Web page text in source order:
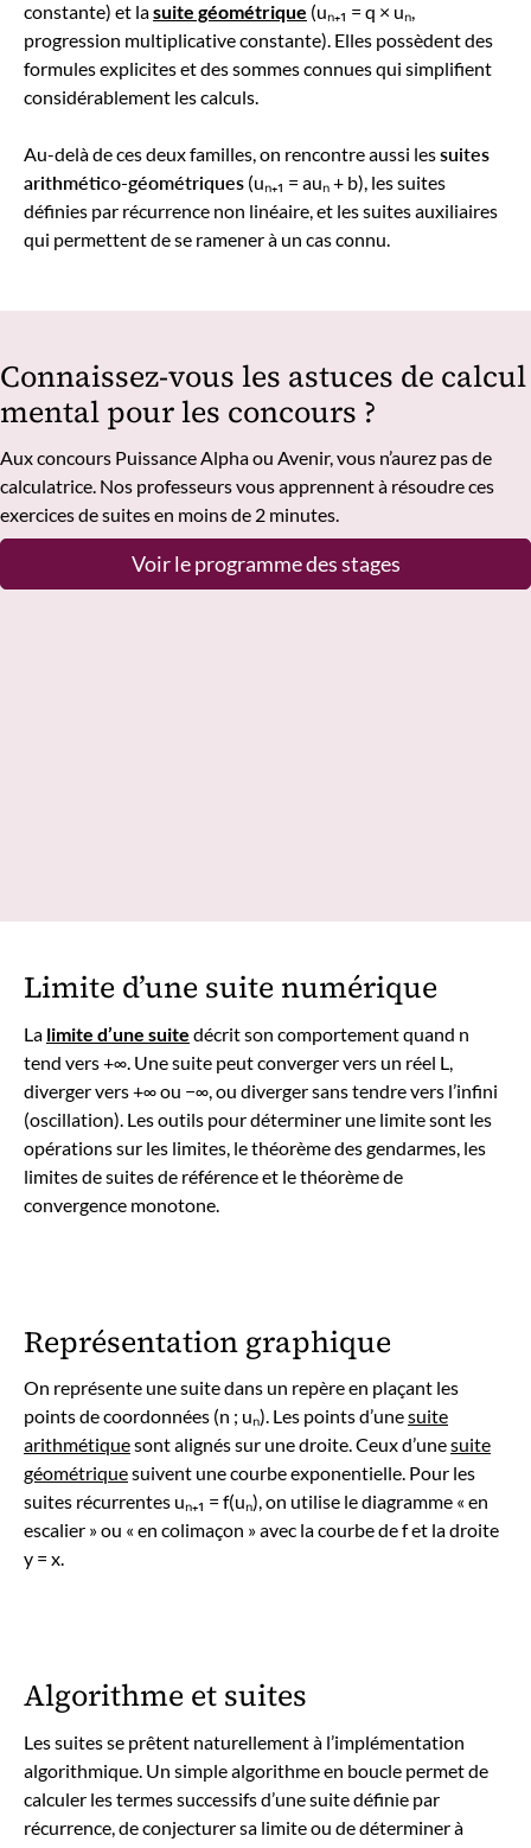
constante) et lasuite géométrique (uₙ₊₁ = q × uₙ,
progression multiplicative constante). Elles possèdent des
formules explicites et des sommes connues qui simplifient
considérablement les calculs.
Au-delà de ces deux familles, on rencontre aussi lessuites
arithmético-géométriques (uₙ₊₁ = auₙ + b), les suites
définies par récurrence non linéaire, et les suites auxiliaires
qui permettent de se ramener à un cas connu.
Connaissez-vous les astuces de calcul
mental pour les concours ?
Aux concours Puissance Alpha ou Avenir, vous n’aurez pas de
calculatrice. Nos professeurs vous apprennent à résoudre ces
exercices de suites en moins de 2 minutes.
Voir le programme des stages
Limite d’une suite numérique
La limite d’une suite décrit son comportement quand n
tend vers +∞. Une suite peut converger vers un réel L,
diverger vers +∞ ou −∞, ou diverger sans tendre vers l’infini
(oscillation). Les outils pour déterminer une limite sont les
opérations sur les limites, le théorème des gendarmes, les
limites de suites de référence et le théorème de
convergence monotone.
Représentation graphique
On représente une suite dans un repère en plaçant les
points de coordonnées (n ; uₙ). Les points d’unesuite
arithmétiquesont alignés sur une droite. Ceux d’unesuite
géométriquesuivent une courbe exponentielle. Pour les
suites récurrentes uₙ₊₁ = f(uₙ), on utilise le diagramme « en
escalier » ou « en colimaçon » avec la courbe de f et la droite
y = x.
Algorithme et suites
Les suites se prêtent naturellement à l’implémentation
algorithmique. Un simple algorithme en boucle permet de
calculer les termes successifs d’une suite définie par
récurrence, de conjecturer sa limite ou de déterminer à